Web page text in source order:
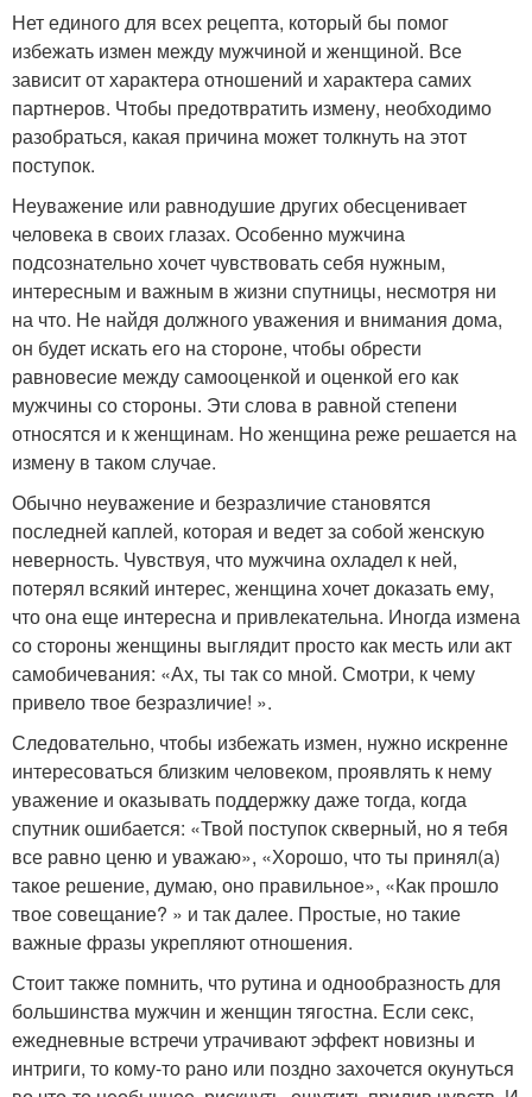
Нет единого для всех рецепта, который бы помог
избежать измен между мужчиной и женщиной. Все
зависит от характера отношений и характера самих
партнеров. Чтобы предотвратить измену, необходимо
разобраться, какая причина может толкнуть на этот
поступок.
Неуважение или равнодушие других обесценивает
человека в своих глазах. Особенно мужчина
подсознательно хочет чувствовать себя нужным,
интересным и важным в жизни спутницы, несмотря ни
на что. Не найдя должного уважения и внимания дома,
он будет искать его на стороне, чтобы обрести
равновесие между самооценкой и оценкой его как
мужчины со стороны. Эти слова в равной степени
относятся и к женщинам. Но женщина реже решается на
измену в таком случае.
Обычно неуважение и безразличие становятся
последней каплей, которая и ведет за собой женскую
неверность. Чувствуя, что мужчина охладел к ней,
потерял всякий интерес, женщина хочет доказать ему,
что она еще интересна и привлекательна. Иногда измена
со стороны женщины выглядит просто как месть или акт
самобичевания: «Ах, ты так со мной. Смотри, к чему
привело твое безразличие! ».
Следовательно, чтобы избежать измен, нужно искренне
интересоваться близким человеком, проявлять к нему
уважение и оказывать поддержку даже тогда, когда
спутник ошибается: «Твой поступок скверный, но я тебя
все равно ценю и уважаю», «Хорошо, что ты принял(а)
такое решение, думаю, оно правильное», «Как прошло
твое совещание? » и так далее. Простые, но такие
важные фразы укрепляют отношения.
Стоит также помнить, что рутина и однообразность для
большинства мужчин и женщин тягостна. Если секс,
ежедневные встречи утрачивают эффект новизны и
интриги, то кому-то рано или поздно захочется окунуться